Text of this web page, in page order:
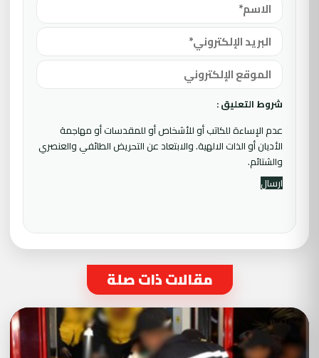
شروط التعليق :
عدم الإساءة للكاتب أو للأشخاص أو للمقدسات أو مهاجمة
الأديان أو الذات الالهية. والابتعاد عن التحريض الطائفي والعنصري
والشتائم.
مقالات ذات صلة